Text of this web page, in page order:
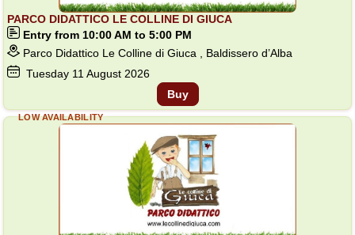
PARCO DIDATTICO LE COLLINE DI GIUCA
Entry from 10:00 AM to 5:00 PM
Parco Didattico Le Colline di Giuca , Baldissero d’Alba
Tuesday 11 August 2026
Buy
LOW AVAILABILITY